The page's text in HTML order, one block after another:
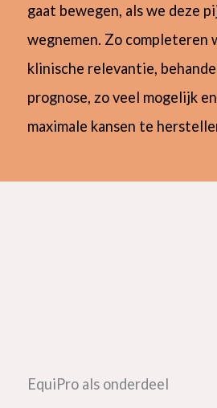
gaat bewegen, als we deze
wegnemen. Zo completeren
klinische relevantie,
prognose, zo veel mogelijk
maximale kansen te
EquiPro als onderdeel